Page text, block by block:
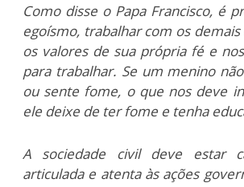
Como disse o Papa Francisco, é
egoísmo, trabalhar com os
os valores de sua própria fé e
para trabalhar. Se um menino
ou sente fome, o que nos deve
ele deixe de ter fome e tenha
A sociedade civil deve estar
articulada e atenta às ações